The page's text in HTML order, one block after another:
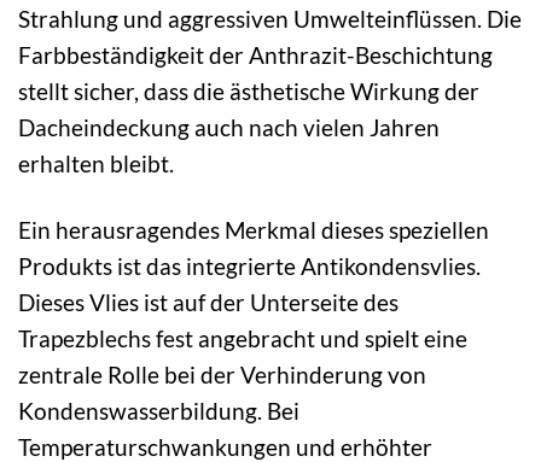
Strahlung und aggressiven Umwelteinflüssen. Die
Farbbeständigkeit der Anthrazit-Beschichtung
stellt sicher, dass die ästhetische Wirkung der
Dacheindeckung auch nach vielen Jahren
erhalten bleibt.
Ein herausragendes Merkmal dieses speziellen
Produkts ist das integrierte Antikondensvlies.
Dieses Vlies ist auf der Unterseite des
Trapezblechs fest angebracht und spielt eine
zentrale Rolle bei der Verhinderung von
Kondenswasserbildung. Bei
Temperaturschwankungen und erhöhter